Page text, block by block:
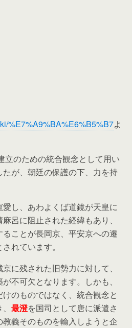
%E7%A9%BA%E6%B5%B7よ
立のための統合観念として用い
が、朝廷の保護の下、力を持
し、あわよくば道鏡が天皇に
呂に阻止された経緯もあり、
ことが長岡京、平安京への遷
れています。
に残された旧勢力に対して、
不可欠となります。しかも、
のものではなく、統合観念と
最澄を国司として唐に派遣さ
義そのものを輸入しようと企